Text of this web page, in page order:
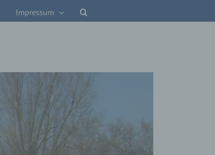
Impressum